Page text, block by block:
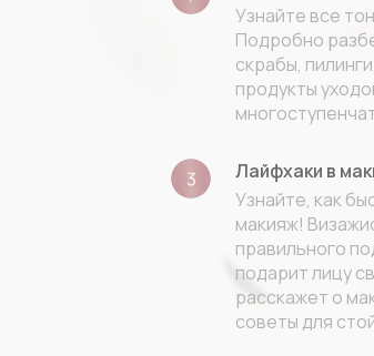
Узнайте все
Подробно
скрабы,
продукты
Узнайте, как
макияж!
правильного
подарит лицу
расскажет о
советы для
Лайфхаки в